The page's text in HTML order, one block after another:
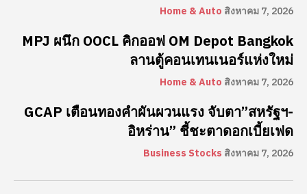
Home & Auto สิงหาคม 7, 2026
MPJ ผนึก OOCL คิกออฟ OM Depot Bangkok
ลานตู้คอนเทนเนอร์แห่งใหม่
Home & Auto สิงหาคม 7, 2026
GCAP เตือนทองคำผันผวนแรง จับตา”สหรัฐฯ-
อิหร่าน” ชี้ชะตาดอกเบี้ยเฟด
Business Stocks สิงหาคม 7, 2026